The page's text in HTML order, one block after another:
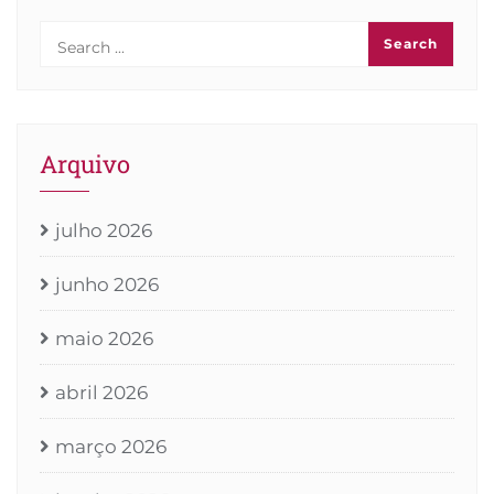
Arquivo
julho 2026
junho 2026
maio 2026
abril 2026
março 2026